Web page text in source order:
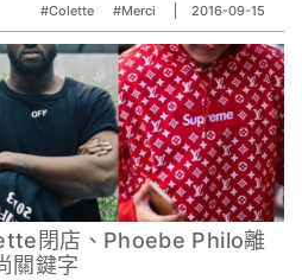
#Colette #Merci 2016-09-15
閉店、Phoebe Philo離
關鍵字